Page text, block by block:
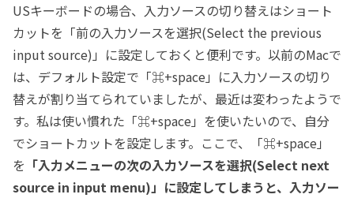
USキーボードの場合、入力ソースの切り替えはショート
カットを「前の入力ソースを選択(Select the previous
input source)」に設定しておくと便利です。以前のMacで
は、デフォルト設定で「⌘+space」に入力ソースの切り
替えが割り当てられていましたが、最近は変わったようで
す。私は使い慣れた「⌘+space」を使いたいので、自分
でショートカットを設定します。ここで、「⌘+space」
を 「入力メニューの次の入力ソースを選択(Select next
source in input menu)」に設定してしまうと、入力ソー